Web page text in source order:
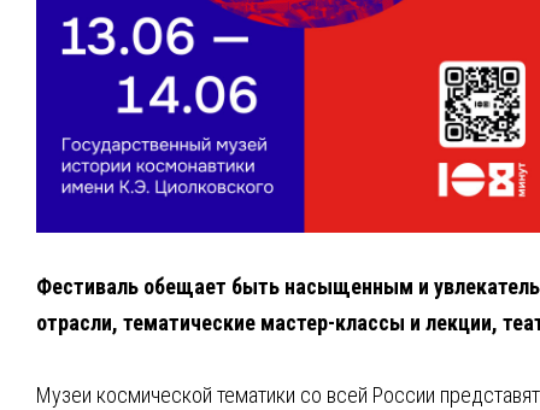
Фестиваль обещает быть насыщенным и
отрасли, тематические мастер-классы и лекции,
Музеи космической тематики со всей России